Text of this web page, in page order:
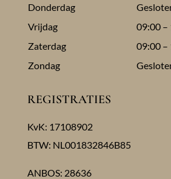
Donderdag
Vrijdag
09:00 –
Zaterdag
09:00 –
Zondag
REGISTRATIES
KvK: 17108902
BTW: NL001832846B85
ANBOS: 28636